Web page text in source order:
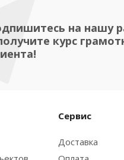
на нашу
курс
Сервис
Доставка